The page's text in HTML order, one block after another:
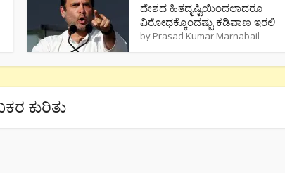
ದೇಶದ ಹಿತದೃಷ್ಟಿಯಿಂದಲಾದರೂ
ವಿರೋಧಕ್ಕೊಂದಷ್ಟು ಕಡಿವಾಣ ಇರಲಿ
by Prasad Kumar Marnabail
ಕುರಿತು